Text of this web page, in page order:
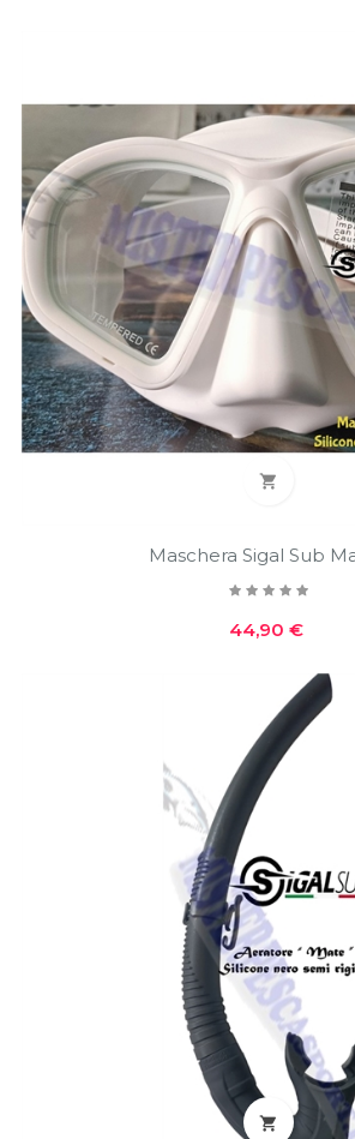

Maschera Sigal Sub
Prezzo
44,90 €
